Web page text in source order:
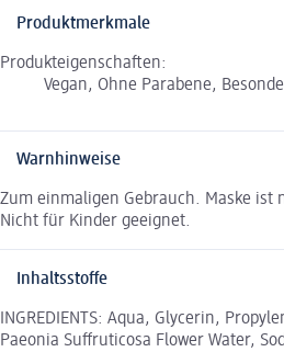
Produktmerkmale
Produkteigenschaften:
Vegan, Ohne Parabene,
Warnhinweise
Zum einmaligen Gebrauch. Maske ist
Nicht für Kinder geeignet.
Inhaltsstoffe
INGREDIENTS: Aqua, Glycerin,
Paeonia Suffruticosa Flower Water,